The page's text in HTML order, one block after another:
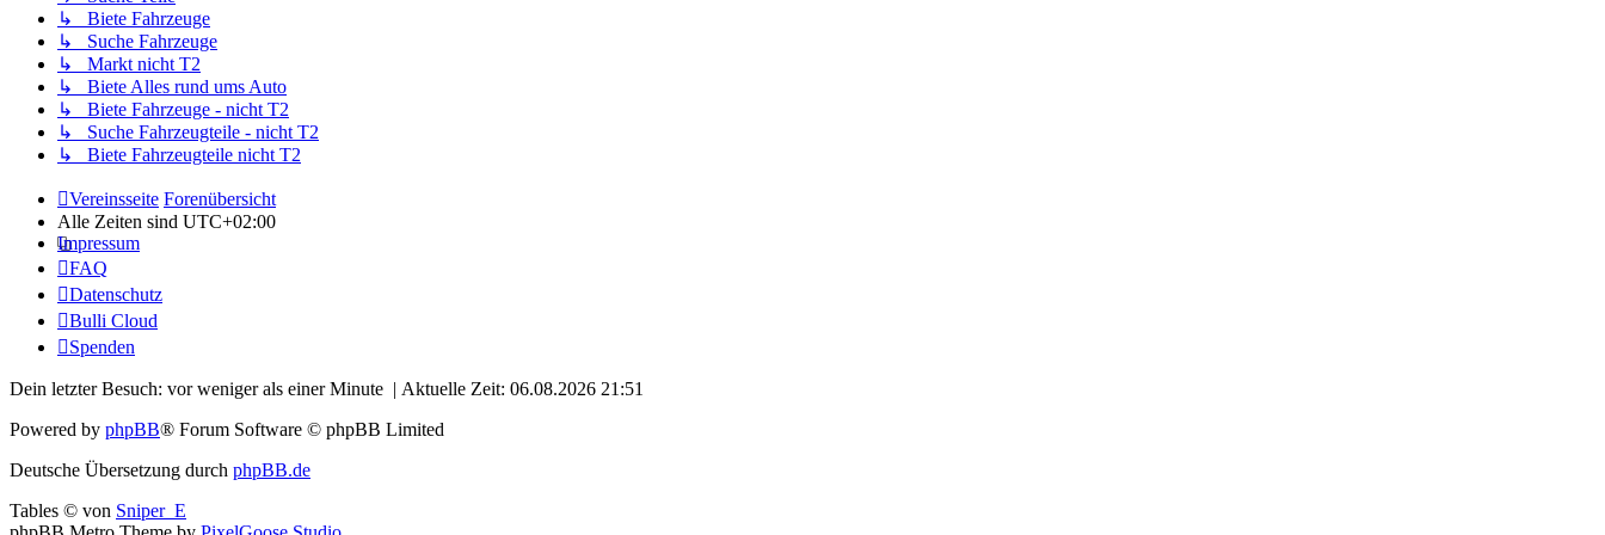
↳ Biete Fahrzeuge
↳ Suche Fahrzeuge
↳ Markt nicht T2
↳ Biete Alles rund ums Auto
↳ Biete Fahrzeuge - nicht T2
↳ Suche Fahrzeugteile - nicht T2
↳ Biete Fahrzeugteile nicht T2
Vereinsseite Forenübersicht
Alle Zeiten sind UTC+02:00
Impressum
FAQ
Datenschutz
Bulli Cloud
Spenden
Dein letzter Besuch: vor weniger als einer Minute | Aktuelle Zeit: 06.08.2026 21:51
Powered by phpBB® Forum Software © phpBB Limited
Deutsche Übersetzung durch phpBB.de
Tables © von Sniper_E